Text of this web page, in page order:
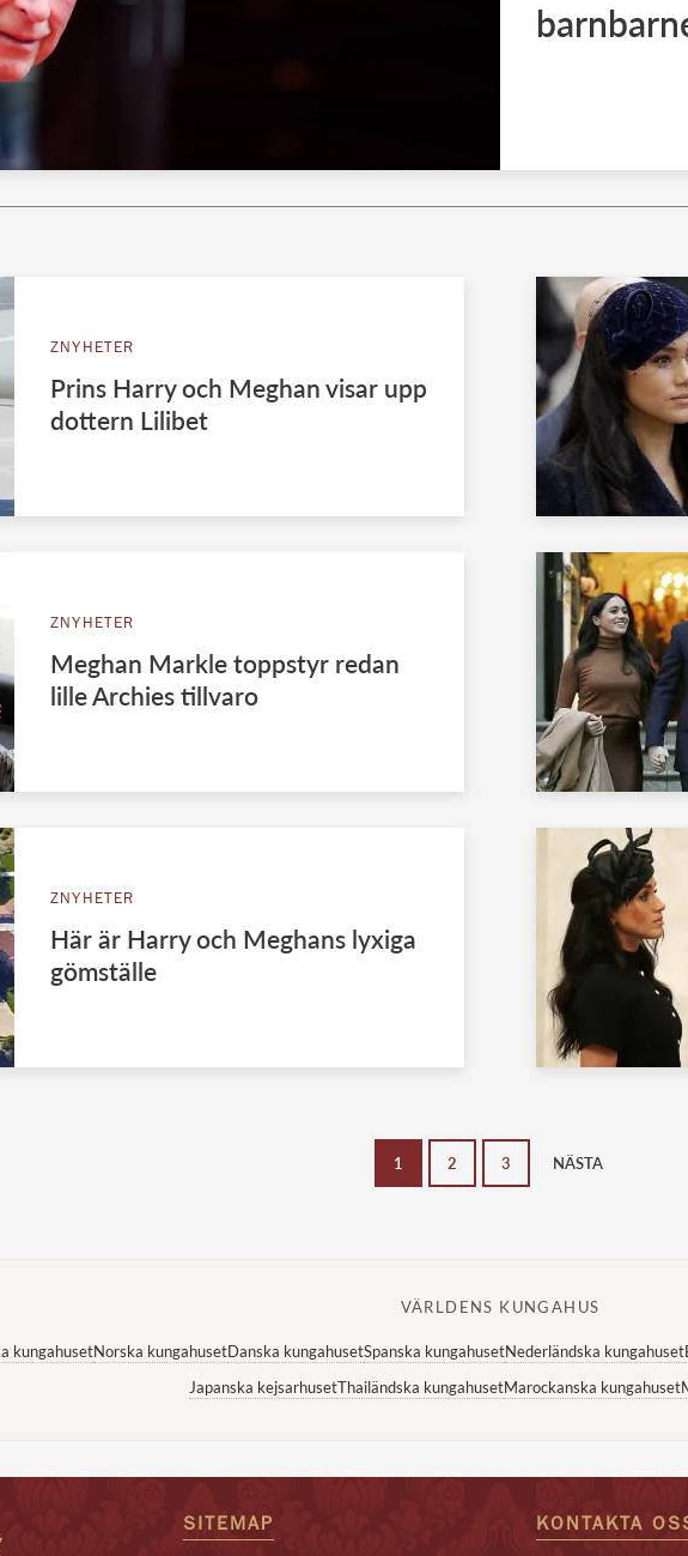
ZNYHETER
Prins Harry och Meghan visar upp
dottern Lilibet
ZNYHETER
Meghan Markle toppstyr redan
lille Archies tillvaro
ZNYHETER
Här är Harry och Meghans lyxiga
gömställe
1 2 3 NÄSTA
VÄRLDENS KUNGAHUS
kungahusetNorska kungahusetDanska kungahusetSpanska kungahusetNederländska kungahuset
Japanska kejsarhusetThailändska kungahusetMarockanska kungahuset
SITEMAP KONTAKTA